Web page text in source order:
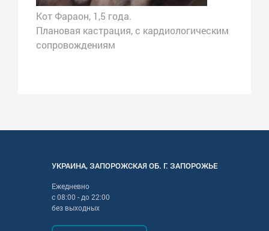
Кот Фараон, 1,5 года.
Плановая кастрация, с кардиологическим
сопровождениям
УКРАИНА,ЗАПОРОЖСКАЯОБ. Г. ЗАПОРОЖЬЕ
Ежедневно
с08:00 - до22:00
без выходных